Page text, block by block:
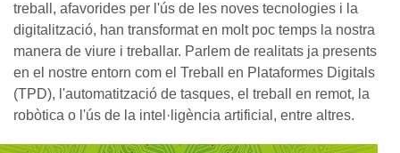
treball, afavorides per l'ús de les noves tecnologies i la
digitalització, han transformat en molt poc temps la nostra
manera de viure i treballar. Parlem de realitats ja presents
en el nostre entorn com el Treball en Plataformes Digitals
(TPD), l'automatització de tasques, el treball en remot, la
robòtica o l'ús de la intel·ligència artificial, entre altres.